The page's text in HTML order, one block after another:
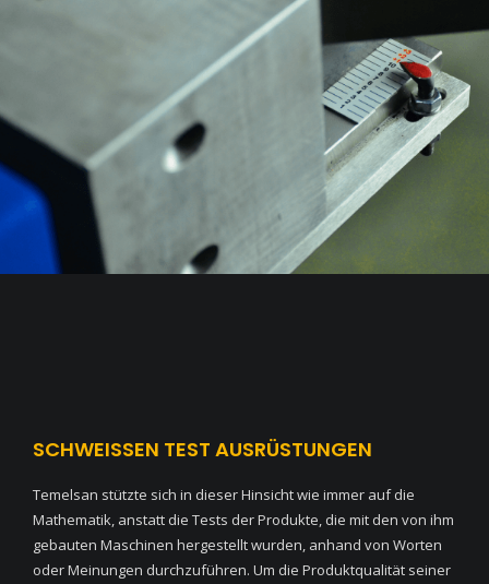
SCHWEISSEN TEST AUSRÜSTUNGEN
Temelsan stützte sich in dieser Hinsicht wie immer auf die
Mathematik, anstatt die Tests der Produkte, die mit den von ihm
gebauten Maschinen hergestellt wurden, anhand von Worten
oder Meinungen durchzuführen. Um die Produktqualität seiner